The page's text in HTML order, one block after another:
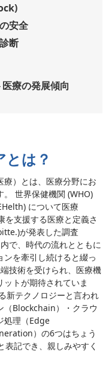
安全
断
療の発展傾向
は？
療）とは、医療分野にお
世界保健機関 (WHO)
について医療
を支援する医療と定義さ
が発表した調査
内で、時代の流れとともに
を牽引し続けると綴っ
技術を受けられ、医療機
トが期待されていま
新テクノロジーと言われ
（Blockchain）・クラウ
処理（Edge
）の6つはちょう
表記でき、親しみやすく